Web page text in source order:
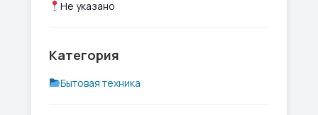
Не указано
Категория
Бытовая техника